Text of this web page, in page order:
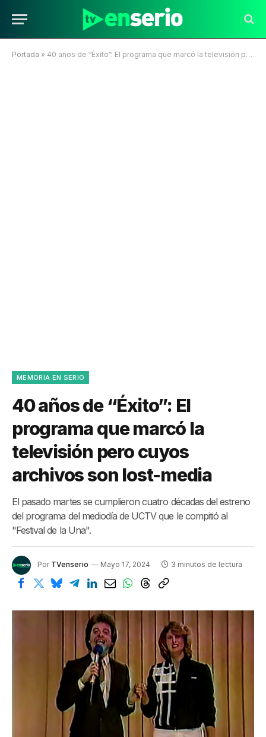
Portada » 40 años de “Éxito”: El programa que marcó la televisión pero cuyos archivos son lost-media
MEMORIA EN SERIO
40 años de “Éxito”: El
programa que marcó la
televisión pero cuyos
archivos son lost-media
El pasado martes se cumplieron cuatro décadas del estreno
del programa del mediodía de UCTV que le compitió al
"Festival de la Una".
Por TVenserio Mayo 17, 2024 3 minutos de lectura